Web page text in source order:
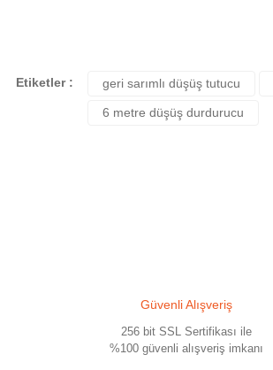
Etiketler : geri sarımlı düşüş tutucu
6 metre düşüş durdurucu
Güvenli Alışveriş
256 bit SSL Sertifikası ile
%100 güvenli alışveriş imkanı